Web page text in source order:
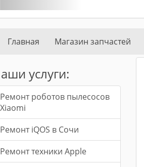
Главная Магазин запчастей
услуги:
Ремонт роботов пылесосов
Xiaomi
Ремонт iQOS в Сочи
Ремонт техники Apple